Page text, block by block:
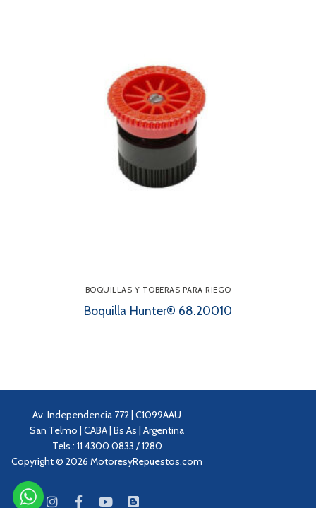
BOQUILLAS Y TOBERAS PARA RIEGO
Boquilla Hunter® 68.20010
Av. Independencia 772 | C1099AAU
San Telmo | CABA | Bs As | Argentina
Tels.: 11 4300 0833 / 1280
Copyright © 2026 MotoresyRepuestos.com